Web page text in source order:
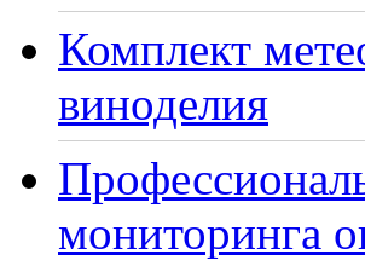
Комплект
виноделия
мониторинга